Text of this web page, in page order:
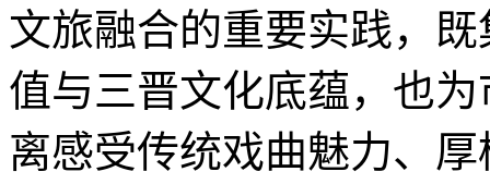
文旅融合的重要实践，
值与三晋文化底蕴，也
离感受传统戏曲魅力、